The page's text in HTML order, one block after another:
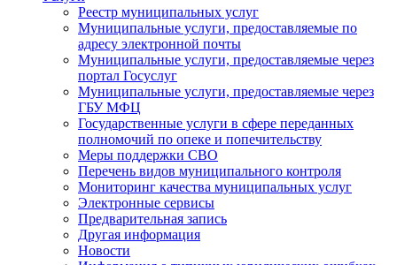
Реестр муниципальных услуг
Муниципальные услуги, предоставляемые по
адресу электронной почты
Муниципальные услуги, предоставляемые через
портал Госуслуг
Муниципальные услуги, предоставляемые через
ГБУ МФЦ
Государственные услуги в сфере переданных
полномочий по опеке и попечительству
Меры поддержки СВО
Перечень видов муниципального контроля
Мониторинг качества муниципальных услуг
Электронные сервисы
Предварительная запись
Другая информация
Новости